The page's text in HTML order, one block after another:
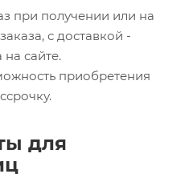
при получении или на
с доставкой -
сайте.
приобретения
для